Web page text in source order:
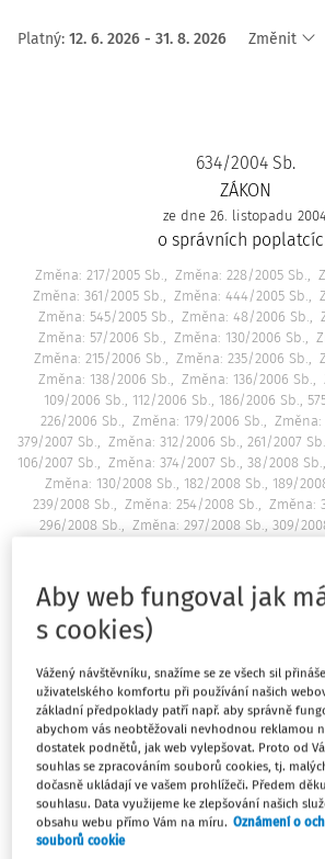
Platný: 12. 6. 2026 - 31. 8. 2026 Změnit
634/2004 Sb.
ZÁKON
ze dne 26. listopadu
o správních
Změna: 217/2005 Sb. Změna: 228/2005 Sb.
Změna: 361/2005 Sb.
Změna: 444/2005 Sb.
Změna: 545/2005 Sb.
Změna: 48/2006 Sb.
Změna: 57/2006 Sb.
Změna: 130/2006 Sb.
Změna: 215/2006 Sb.
Změna: 235/2006 Sb.
Změna: 138/2006 Sb.
Změna: 136/2006 Sb.
109/2006 Sb., 112/2006 Sb., 186/2006 Sb.,
226/2006 Sb.
Změna: 179/2006 Sb.
Změna:
379/2007 Sb.
Změna: 312/2006 Sb., 261/2007
106/2007 Sb.
Změna: 374/2007 Sb., 38/2008 Sb.
Změna: 130/2008 Sb., 182/2008 Sb., 189/
239/2008 Sb.
Změna: 254/2008 Sb. Změna:
296/2008 Sb.
Změna: 297/2008 Sb., 309/
Změna: 420/2009 Sb.
Změna: 301/2009 Sb.,
132/2010 Sb.
Změna: 160/2010 Sb.
Změna:
153/2010 Sb.
Změna: 343/2010 Sb.
(část)
Změna: 134/2011 Sb. Změna: 152/2011
Sb.
Změna: 133/2011 Sb. Změna: 245/2011 Sb.
Změna: 249/2011 Sb., 255/2011 Sb., 300/2011
Sb., 344/2011 Sb., 349/2011 Sb., 350/2011 Sb.,
428/2011 Sb., 458/2011 Sb. (část), 472/2011 Sb.
Změna: 375/2011 Sb., 19/2012 Sb., 53/2012 Sb.
Změna: 169/2012 Sb.
Změna: 225/2012 Sb.
Změna: 202/2012 Sb., 274/2012 Sb.
Změna:
457/2011 Sb., 221/2012 Sb., 350/2012 Sb., 359/
Aby web fungoval jak
s cookies)
Vážený návštěvníku, snažíme se ze všech sil
uživatelského komfortu při používání našich
základní předpoklady patří např. aby správně
abychom vás neobtěžovali nevhodnou reklamou
dostatek podnětů, jak web vylepšovat. Proto od
souhlas se zpracováním souborů cookies, tj.
dočasně ukládají ve vašem prohlížeči. Předem
souhlasu. Data využijeme ke zlepšování našich
obsahu webu přímo Vám na míru. Oznámení o
souborů cookie